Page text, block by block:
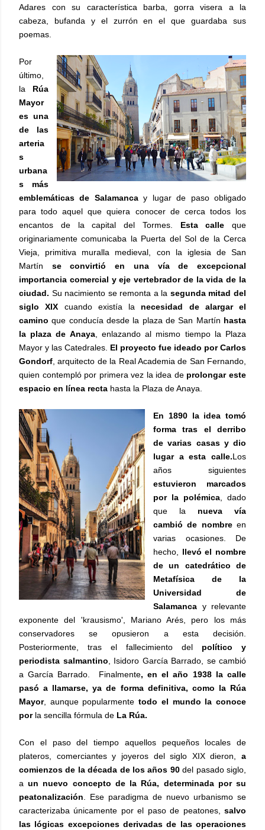
Adares con su característica barba, gorra visera a la
cabeza, bufanda y el zurrón en el que guardaba sus
poemas.
Por
último,
la Rúa
Mayor
es una
de las
arteria
s
urbana
s más
emblemáticas de Salamancay lugar de paso obligado
para todo aquel que quiera conocer de cerca todos los
encantos de la capital del Tormes. Esta calle que
originariamente comunicaba la Puerta del Sol de la Cerca
Vieja, primitiva muralla medieval, con la iglesia de San
Martín se convirtió en una vía de excepcional
importancia comercial y eje vertebrador de la vida de la
ciudad. Su nacimiento se remonta a la segunda mitad del
siglo XIX cuando existía la necesidad de alargar el
camino que conducía desde la plaza de San Martín hasta
la plaza de Anaya, enlazando al mismo tiempo la Plaza
Mayor y las Catedrales. El proyecto fue ideado por Carlos
Gondorf, arquitecto de la Real Academia de San Fernando,
quien contempló por primera vez la idea de prolongar este
espacio en línea recta hasta la Plaza de Anaya.
En 1890 la idea tomó
forma tras el derribo
de varias casas y dio
lugar a esta calle.Los
años siguientes
estuvieron marcados
por la polémica, dado
que la nueva vía
cambió de nombreen
varias ocasiones. De
hecho, llevó el nombre
de un catedrático de
Metafísica de la
Universidad de
Salamanca y relevante
exponente del 'krausismo', Mariano Arés, pero los más
conservadores se opusieron a esta decisión.
Posteriormente, tras el fallecimiento del político y
periodista salmantino, Isidoro García Barrado, se cambió
a García Barrado. Finalmente, en el año 1938 la calle
pasó a llamarse, ya de forma definitiva, como la Rúa
Mayor, aunque popularmentetodo el mundo la conoce
porla sencilla fórmula de La Rúa.
Con el paso del tiempo aquellos pequeños locales de
plateros, comerciantes y joyeros del siglo XIX dieron, a
comienzos de la década de los años 90del pasado siglo,
aun nuevo concepto de la Rúa, determinada por su
peatonalización. Ese paradigma de nuevo urbanismo se
caracterizaba únicamente por el paso de peatones, salvo
las lógicas excepciones derivadas de las operaciones